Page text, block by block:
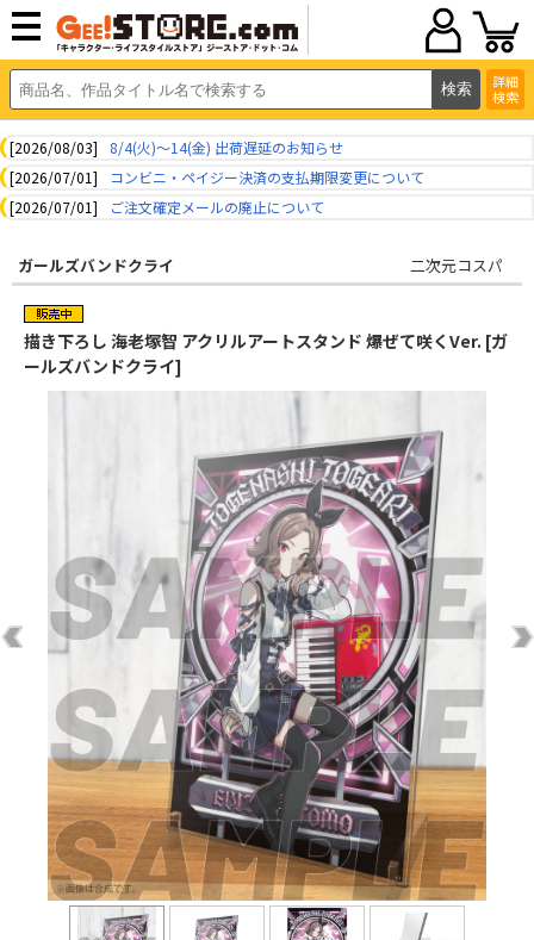
詳細
検索
[2026/08/03]
8/4(火)～14(金) 出荷遅延のお知らせ
[2026/07/01]
コンビニ・ペイジー決済の支払期限変更について
[2026/07/01]
ご注文確定メールの廃止について
ガールズバンドクライ 二次元コスパ
描き下ろし 海老塚智 アクリルアートスタンド 爆ぜて咲くVer. [ガ
ールズバンドクライ]